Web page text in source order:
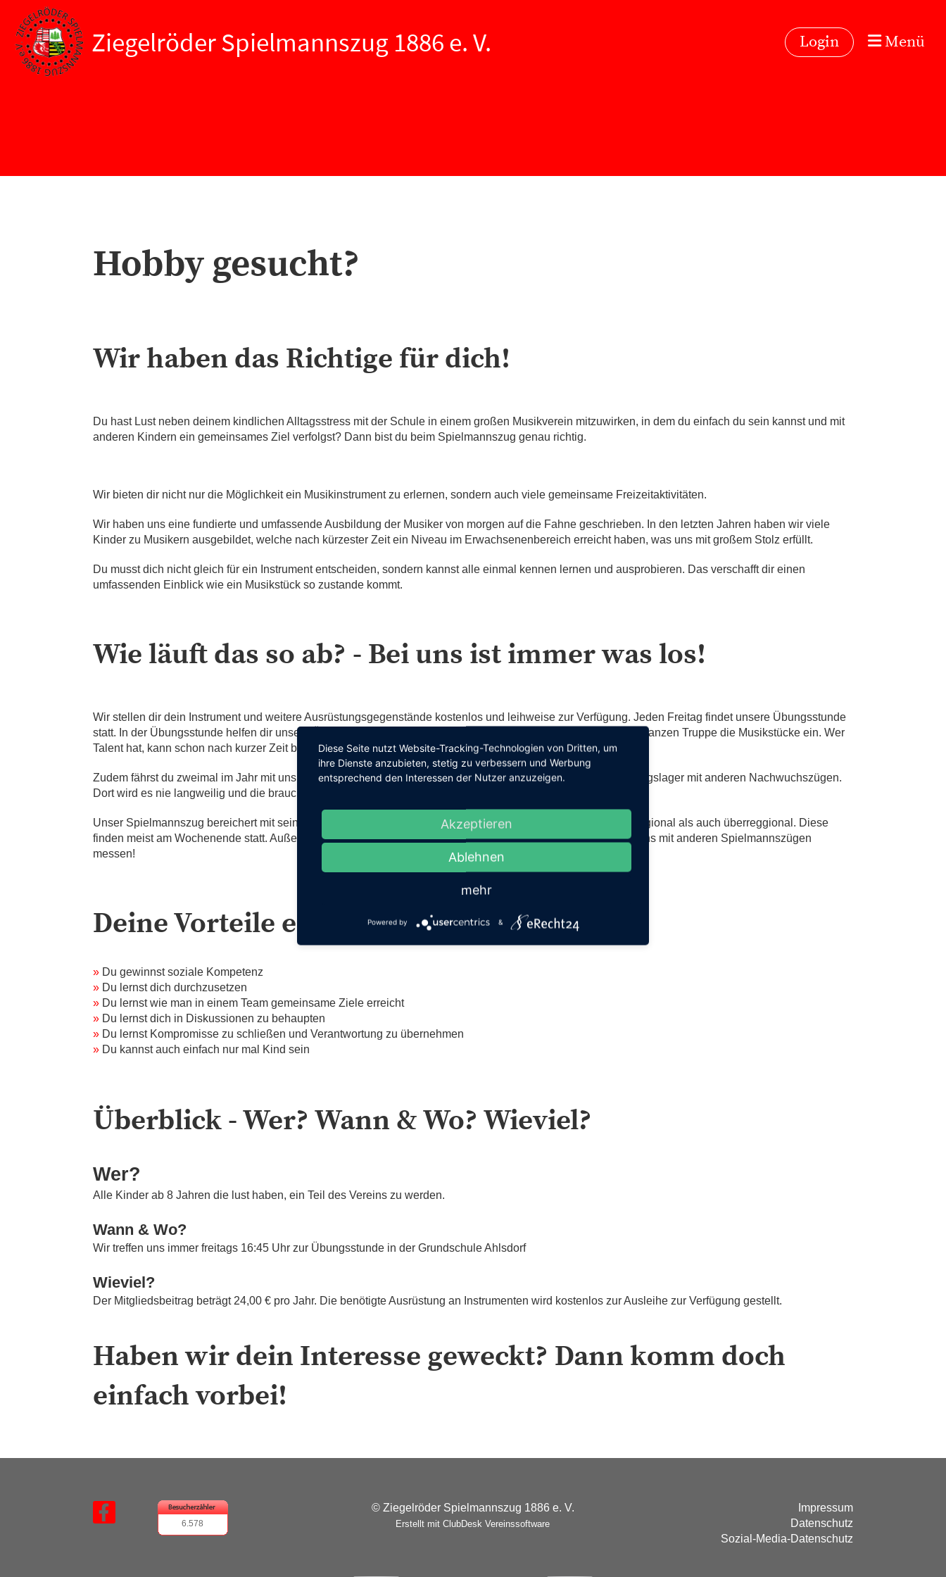
Ziegelröder Spielmannszug 1886 e. V. Login Menü
Hobby gesucht?
Wir haben das Richtige für dich!
Du hast Lust neben deinem kindlichen Alltagsstress mit der Schule in einem großen Musikverein mitzuwirken, in dem du einfach du sein kannst und mit
anderen Kindern ein gemeinsames Ziel verfolgst? Dann bist du beim Spielmannszug genau richtig.
Wir bieten dir nicht nur die Möglichkeit ein Musikinstrument zu erlernen, sondern auch viele gemeinsame Freizeitaktivitäten.
Wir haben uns eine fundierte und umfassende Ausbildung der Musiker von morgen auf die Fahne geschrieben. In den letzten Jahren haben wir viele
Kinder zu Musikern ausgebildet, welche nach kürzester Zeit ein Niveau im Erwachsenenbereich erreicht haben, was uns mit großem Stolz erfüllt.
Du musst dich nicht gleich für ein Instrument entscheiden, sondern kannst alle einmal kennen lernen und ausprobieren. Das verschafft dir einen
umfassenden Einblick wie ein Musikstück so zustande kommt.
Wie läuft das so ab? - Bei uns ist immer was los!
Wir stellen dir dein Instrument und weitere Ausrüstungsgegenstände kostenlos und leihweise zur Verfügung. Jeden Freitag findet unsere Übungsstunde
statt. In der Übungsstunde helfen dir unsere Übungsleiter dein Instrument zu erlernen und üben mit dir und der ganzen Truppe die Musikstücke ein. Wer
Talent hat, kann schon nach kurzer Zeit bei den verschiedensten Auftritten zeigen, was er gelernt hat.
Zudem fährst du zweimal im Jahr mit uns ins Trainingslager und aller 2 Jahre in ein zentrales Nachwuchstrainingslager mit anderen Nachwuchszügen.
Dort wird es nie langweilig und die brauchst keinen Angst zu haben, der Spaß steht bei uns an erster Stelle.
Unser Spielmannszug bereichert mit seinen Auftritten viele sportliche und kulturelle Veranstaltungen, sowohl regional als auch überreggional. Diese
finden meist am Wochenende statt. Außerdem nehmen wir jedes Jahr an der Landesmeisterschaft teil, wo wir uns mit anderen Spielmannszügen
messen!
Deine Vorteile eines Vereinslebens!
» Du gewinnst soziale Kompetenz
» Du lernst dich durchzusetzen
» Du lernst wie man in einem Team gemeinsame Ziele erreicht
» Du lernst dich in Diskussionen zu behaupten
» Du lernst Kompromisse zu schließen und Verantwortung zu übernehmen
» Du kannst auch einfach nur mal Kind sein
Überblick - Wer? Wann & Wo? Wieviel?
Wer?
Alle Kinder ab 8 Jahren die lust haben, ein Teil des Vereins zu werden.
Wann & Wo?
Wir treffen uns immer freitags 16:45 Uhr zur Übungsstunde in der Grundschule Ahlsdorf
Wieviel?
Der Mitgliedsbeitrag beträgt 24,00 € pro Jahr. Die benötigte Ausrüstung an Instrumenten wird kostenlos zur Ausleihe zur Verfügung gestellt.
Haben wir dein Interesse geweckt? Dann komm doch
einfach vorbei!
6.578
© Ziegelröder Spielmannszug 1886 e. V.
Erstellt mit ClubDesk Vereinssoftware
Impressum
Datenschutz
Sozial-Media-Datenschutz
Diese Seite nutzt Website-Tracking-Technologien von Dritten, um
ihre Dienste anzubieten, stetig zu verbessern und Werbung
entsprechend den Interessen der Nutzer anzuzeigen.
Akzeptieren
Ablehnen
mehr
Powered by &